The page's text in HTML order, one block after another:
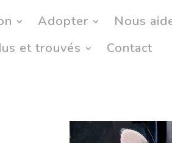
Adopter
Nous
et trouvés
Contact